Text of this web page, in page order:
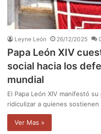
Leyne León 26/12/2025
Papa León XIV
social hacia los
mundial
El Papa León XIV manifestó
ridiculizar a quienes
Ver Mas »